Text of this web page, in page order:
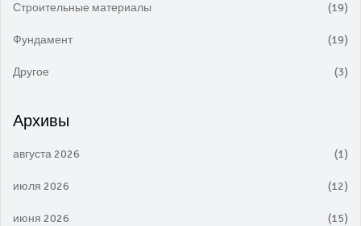
Строительные материалы (19)
Фундамент (19)
Другое (3)
Архивы
августа 2026 (1)
июля 2026 (12)
июня 2026 (15)